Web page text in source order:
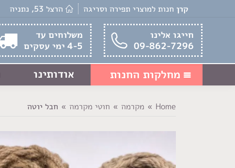
קרן חנות למוצרי תפירה וסריגה הרצל 53, נתניה
חייגו אלינו
09-862-7296
משלוחים עד
4-5 ימי עסקים
מחלקות החנות אודותינו
You are here:
Home מקרמה חוטי מקרמה חבל יוטה